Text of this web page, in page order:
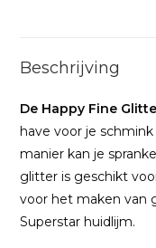
Beschrijving
De Happy Fine
have voor je
manier kan je
glitter is geschikt
voor het maken van
Superstar huidlijm.